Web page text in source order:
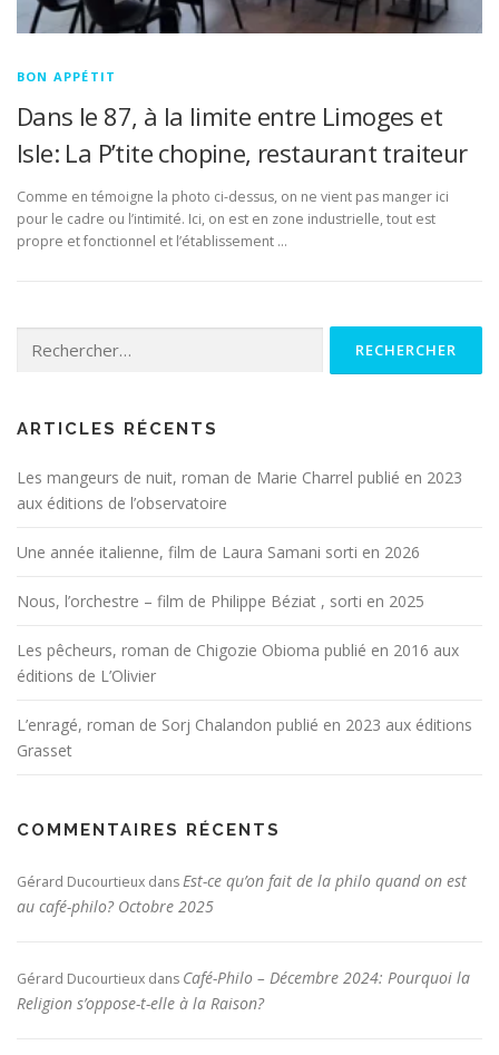
BON APPÉTIT
Dans le 87, à la limite entre Limoges et
Isle: La P’tite chopine, restaurant traiteur
Comme en témoigne la photo ci-dessus, on ne vient pas manger ici
pour le cadre ou l’intimité. Ici, on est en zone industrielle, tout est
propre et fonctionnel et l’établissement …
ARTICLES RÉCENTS
Les mangeurs de nuit, roman de Marie Charrel publié en 2023
aux éditions de l’observatoire
Une année italienne, film de Laura Samani sorti en 2026
Nous, l’orchestre – film de Philippe Béziat , sorti en 2025
Les pêcheurs, roman de Chigozie Obioma publié en 2016 aux
éditions de L’Olivier
L’enragé, roman de Sorj Chalandon publié en 2023 aux éditions
Grasset
COMMENTAIRES RÉCENTS
Gérard Ducourtieux dansEst-ce qu’on fait de la philo quand on est
au café-philo? Octobre 2025
Gérard Ducourtieux dans Café-Philo – Décembre 2024: Pourquoi la
Religion s’oppose-t-elle à la Raison?